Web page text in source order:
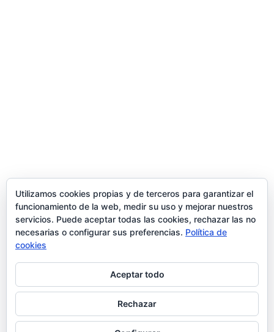
instagram
linkedin
Aviso Legal y Condiciones de Uso
Utilizamos cookies propias y de terceros para garantizar el
funcionamiento de la web, medir su uso y mejorar nuestros
servicios. Puede aceptar todas las cookies, rechazar las no
necesarias o configurar sus preferencias. Política de
cookies
Aceptar todo
Rechazar